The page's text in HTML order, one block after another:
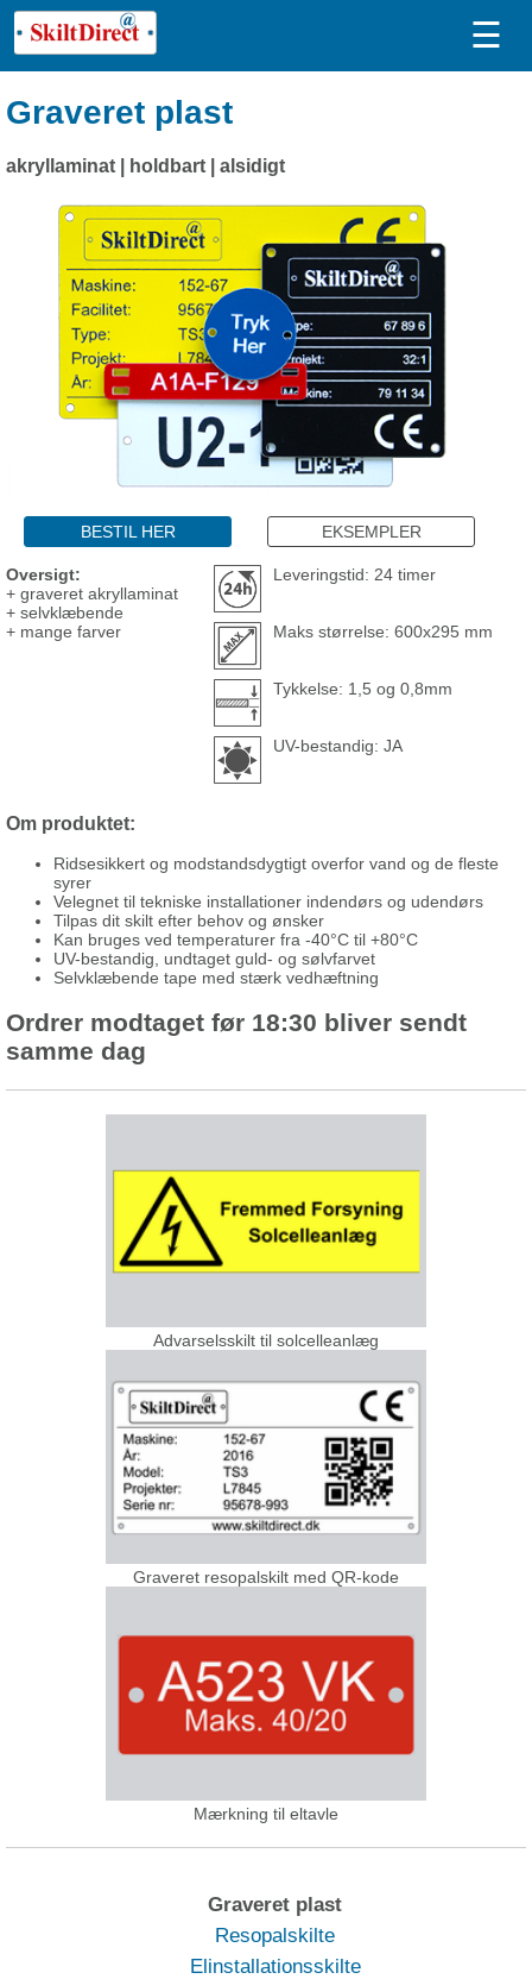
☰
Graveret plast
akryllaminat | holdbart | alsidigt
BESTIL HER EKSEMPLER
Oversigt:
+ graveret akryllaminat
+ selvklæbende
+ mange farver
Leveringstid: 24 timer
Maks størrelse: 600x295 mm
Tykkelse: 1,5 og 0,8mm
UV-bestandig: JA
Om produktet:
Ridsesikkert og modstandsdygtigt overfor vand og de fleste
syrer
Velegnet til tekniske installationer indendørs og udendørs
Tilpas dit skilt efter behov og ønsker
Kan bruges ved temperaturer fra -40°C til +80°C
UV-bestandig, undtaget guld- og sølvfarvet
Selvklæbende tape med stærk vedhæftning
Ordrer modtaget før 18:30 bliver sendt
samme dag
Advarselsskilt til solcelleanlæg
Graveret resopalskilt med QR-kode
Mærkning til eltavle
Graveret plast
Resopalskilte
Elinstallationsskilte